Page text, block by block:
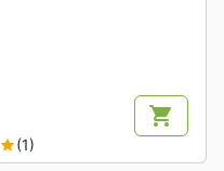
shopping_cart
star(1)